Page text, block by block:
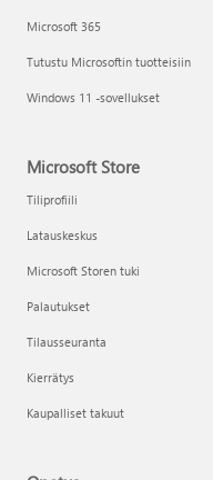
Microsoft 365
Tutustu Microsoftin tuotteisiin
Windows 11 -sovellukset
Microsoft Store
Tiliprofiili
Latauskeskus
Microsoft Storen tuki
Palautukset
Tilausseuranta
Kierrätys
Kaupalliset takuut